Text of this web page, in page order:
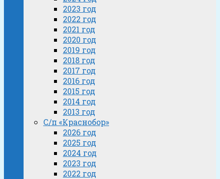
2023 год
2022 год
2021 год
2020 год
2019 год
2018 год
2017 год
2016 год
2015 год
2014 год
2013 год
С/п «Краснобор»
2026 год
2025 год
2024 год
2023 год
2022 год